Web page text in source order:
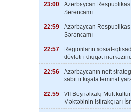
23:00
Azərbaycan
Sərəncamı
22:59
Azərbaycan
Sərəncamı
22:57
Regionların sosial-
dövlətin diqqət
22:56
Azərbaycanın neft
sabit inkişafa təminat
22:55
VII Beynəlxalq
Məktəbinin iştirakçıları